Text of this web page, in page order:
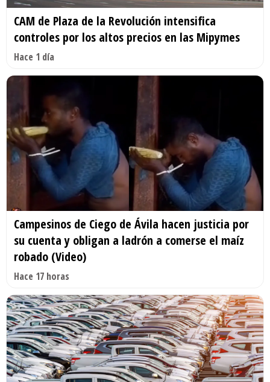
CAM de Plaza de la Revolución intensifica
controles por los altos precios en las Mipymes
Hace 1 día
Campesinos de Ciego de Ávila hacen justicia por
su cuenta y obligan a ladrón a comerse el maíz
robado (Video)
Hace 17 horas